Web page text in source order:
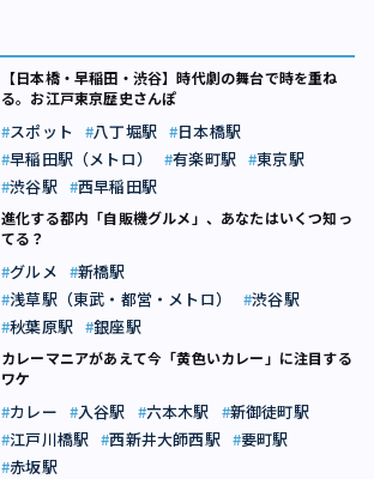
【日本橋・早稲田・渋谷】時代劇の舞台で時を重ね
る。お江戸東京歴史さんぽ
スポット 八丁堀駅
日本橋駅
早稲田駅（メトロ）
有楽町駅
東京駅
渋谷駅
西早稲田駅
進化する都内「自販機グルメ」、あなたはいくつ知っ
てる？
グルメ
新橋駅
浅草駅（東武・都営・メトロ）
渋谷駅
秋葉原駅
銀座駅
カレーマニアがあえて今「黄色いカレー」に注目する
ワケ
カレー 入谷駅 六本木駅
新御徒町駅
江戸川橋駅
西新井大師西駅
要町駅
赤坂駅